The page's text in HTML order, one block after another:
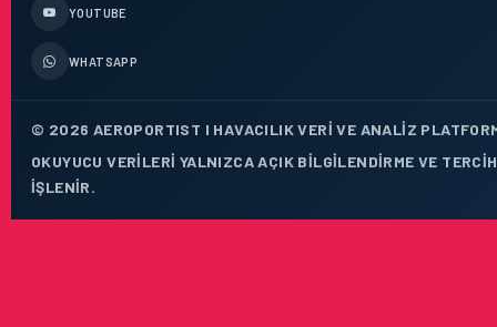
YOUTUBE
WHATSAPP
© 2026 AEROPORTIST I HAVACILIK VERI VE ANALIZ
OKUYUCU VERILERI YALNIZCA AÇIK BILGILENDIRME VE
IŞLENIR.